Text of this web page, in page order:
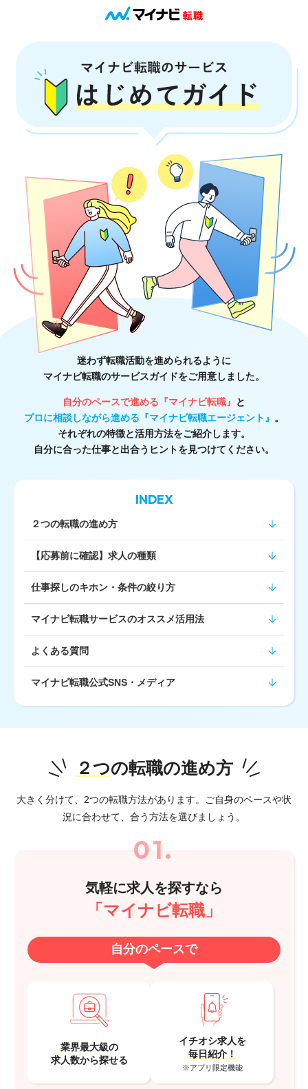
迷わず転職活動を進められるように
マイナビ転職のサービスガイドをご用意しました。
自分のペースで進める『マイナビ転職』
と
プロに相談しながら進める『マイナビ転職エージェント』 。
それぞれの特徴と活用方法をご紹介します。
自分に合った仕事と出合うヒントを見つけてください。
INDEX
２つの転職の進め方
【応募前に確認】求人の種類
仕事探しのキホン・条件の絞り方
マイナビ転職サービスのオススメ活用法
よくある質問
マイナビ転職公式SNS・メディア
２つの転職の進め方
大きく分けて、2つの転職方法があります。
ご自身のペースや状
況に合わせて、合う方法を選びましょう。
気軽に求人を探すなら
「マイナビ転職」
自分のペースで
業界最大級の
求人数から探せる
イチオシ求人を
毎日紹介！
※アプリ限定機能